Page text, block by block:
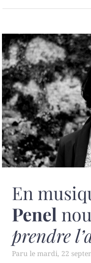
En
Penel
prendre
mardi, 22